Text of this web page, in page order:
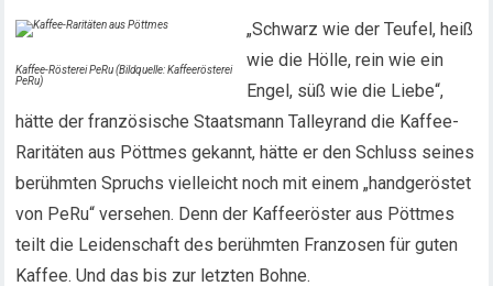
Kaffee-Rösterei PeRu (Bildquelle: Kaffeerösterei
PeRu)
„Schwarz wie der Teufel, heiß
wie die Hölle, rein wie ein
Engel, süß wie die Liebe“,
hätte der französische Staatsmann Talleyrand die Kaffee-
Raritäten aus Pöttmes gekannt, hätte er den Schluss seines
berühmten Spruchs vielleicht noch mit einem „handgeröstet
von PeRu“ versehen. Denn der Kaffeeröster aus Pöttmes
teilt die Leidenschaft des berühmten Franzosen für guten
Kaffee. Und das bis zur letzten Bohne.